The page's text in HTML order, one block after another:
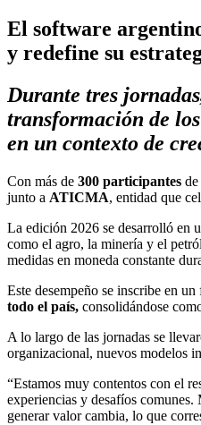
El software
y redefine su
Durante tres
transformación de
en un contexto de
Con más de 300 participantes
junto a ATICMA, entidad que
La edición 2026 se desarrolló en
como el agro, la minería y el
medidas en moneda constante
Este desempeño se inscribe en
todo el país, consolidándose
A lo largo de las jornadas se
organizacional, nuevos modelos
“Estamos muy contentos con el
experiencias y desafíos
generar valor cambia, lo que